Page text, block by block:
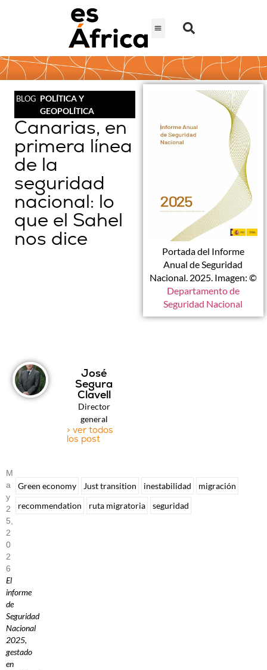
BLOG POLÍTICA Y
GEOPOLÍTICA
Canarias, en
primera línea
de la
seguridad
nacional: lo
que el Sahel
nos dice
Portada del Informe
Anual de Seguridad
Nacional. 2025. Imagen: ©
Departamento de
Seguridad Nacional
José
Segura
Clavell
Director
general
> ver todos
los post
M
A
Y
2
5,
2
0
2
6
El
informe
de
Seguridad
Nacional
2025,
gestado
en
Green economy Just transition inestabilidad
migración
recommendation
ruta migratoria seguridad